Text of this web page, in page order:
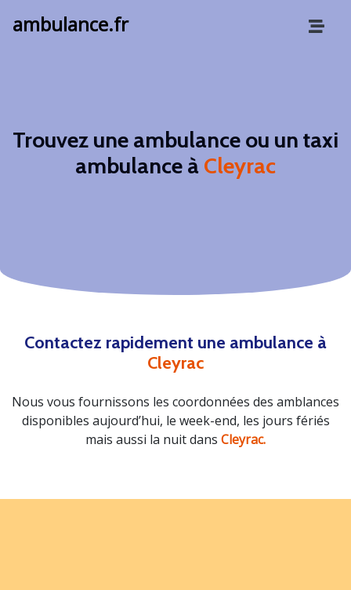
ambulance.fr
Trouvez une ambulance ou un taxi
ambulance à Cleyrac
Contactez rapidement une ambulance à
Cleyrac
Nous vous fournissons les coordonnées des amblances
disponibles aujourd’hui, le week-end, les jours fériés
mais aussi la nuit dans Cleyrac.